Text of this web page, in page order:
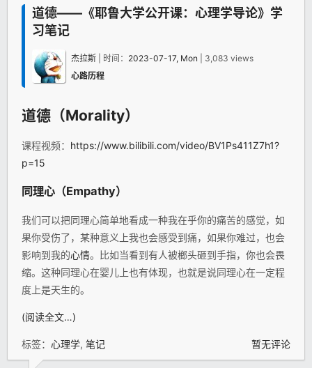
道德——《耶鲁大学公开课：心理学导论》学
习笔记
杰拉斯 | 时间： 2023-07-17, Mon | 3,083 views
心路历程
道德（Morality）
课程视频： https://www.bilibili.com/video/BV1Ps411Z7h1?
p=15
同理心（Empathy）
我们可以把同理心简单地看成一种我在乎你的痛苦的感觉，如
果你受伤了，某种意义上我也会感受到痛，如果你难过，也会
影响到我的心情。比如当看到有人被榔头砸到手指，你也会畏
缩。这种同理心在婴儿上也有体现，也就是说同理心在一定程
度上是天生的。
(阅读全文…)
标签： 心理学, 笔记 暂无评论